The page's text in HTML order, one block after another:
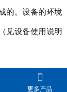
的。设备的环境
见设备使用说明
更多产品